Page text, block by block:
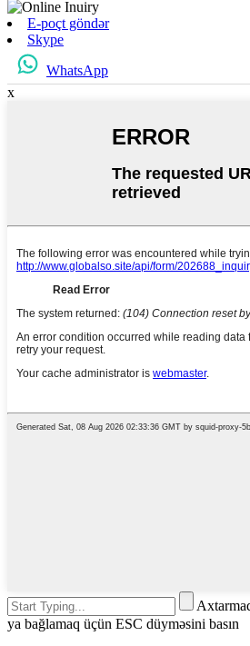
E-poçt göndər
Skype
WhatsApp
x
ya bağlamaq üçün ESC düyməsini basın